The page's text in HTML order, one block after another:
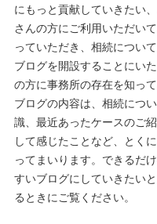
にもっと貢献していきたい
さんの方にご利用いただい
っていただき、相続につい
ブログを開設することにい
の方に事務所の存在を知っ
ブログの内容は、相続につ
識、最近あったケースのご
して感じたことなど、とく
ってまいります。できるだ
すいブログにしていきたい
るときにご覧ください。